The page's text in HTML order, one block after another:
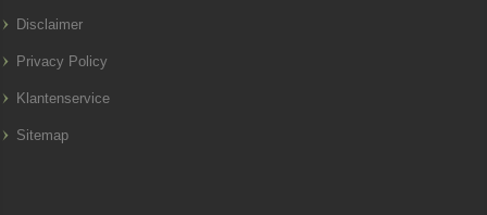
Disclaimer
Privacy Policy
Klantenservice
Sitemap